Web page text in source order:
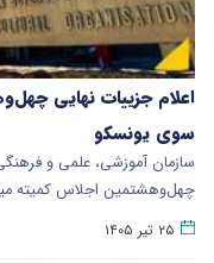
اعلام جزییات نهایی
سوی یونسکو
سازمان آموزشی، علمی و
چهل‌وهشتمین اجلاس کمیته
۲۵ تیر ۱۴۰۵